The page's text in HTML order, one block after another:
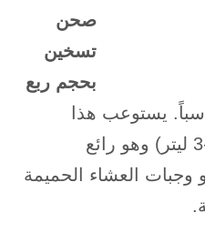
صحن
تسخين
بحجم ربع
يستوعب هذا
الحجم حوالي 2-3 لتر (2-3 ليتر) وهو رائع
وجبات العشاء الحميمة